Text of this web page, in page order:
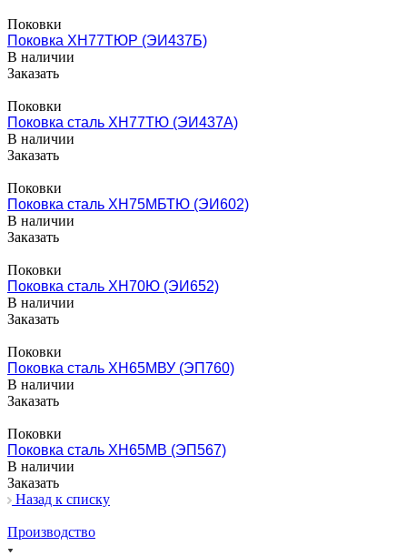
Поковки
Поковка ХН77ТЮР (ЭИ437Б)
В наличии
Заказать
Поковки
Поковка сталь ХН77ТЮ (ЭИ437А)
В наличии
Заказать
Поковки
Поковка сталь ХН75МБТЮ (ЭИ602)
В наличии
Заказать
Поковки
Поковка сталь ХН70Ю (ЭИ652)
В наличии
Заказать
Поковки
Поковка сталь ХН65МВУ (ЭП760)
В наличии
Заказать
Поковки
Поковка сталь ХН65МВ (ЭП567)
В наличии
Заказать
Назад к списку
Производство